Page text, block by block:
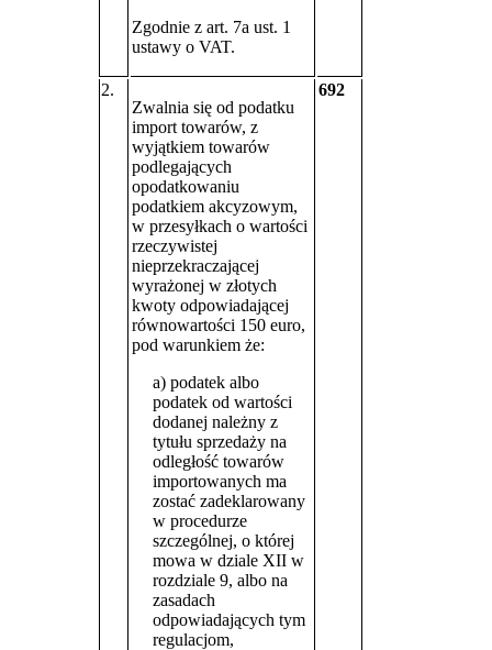
Zgodnie z art. 7a ust. 1
ustawy o VAT.
2.
Zwalnia się od podatku
import towarów, z
wyjątkiem towarów
podlegających
opodatkowaniu
podatkiem akcyzowym,
w przesyłkach o wartości
rzeczywistej
nieprzekraczającej
wyrażonej w złotych
kwoty odpowiadającej
równowartości 150 euro,
pod warunkiem że:
a) podatek albo
podatek od wartości
dodanej należny z
tytułu sprzedaży na
odległość towarów
importowanych ma
zostać zadeklarowany
w procedurze
szczególnej, o której
mowa w dziale XII w
rozdziale 9, albo na
zasadach
odpowiadających tym
regulacjom,
692